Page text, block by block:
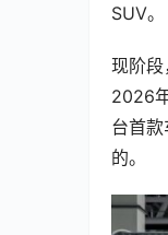
SUV。
现阶段
2026
台首
的。